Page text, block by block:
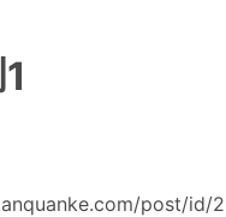
post/id/